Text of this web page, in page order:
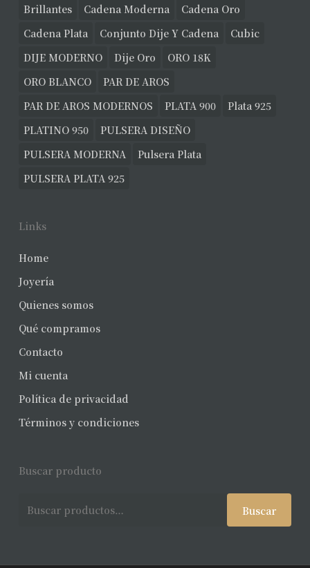
Brillantes
Cadena Moderna
Cadena Oro
Cadena Plata
Conjunto Dije Y Cadena
Cubic
DIJE MODERNO
Dije Oro
ORO 18K
ORO BLANCO
PAR DE AROS
PAR DE AROS MODERNOS
PLATA 900
Plata 925
PLATINO 950
PULSERA DISEÑO
PULSERA MODERNA
Pulsera Plata
PULSERA PLATA 925
Links
Home
Joyería
Quienes somos
Qué compramos
Contacto
Mi cuenta
Política de privacidad
Términos y condiciones
Buscar producto
Buscar